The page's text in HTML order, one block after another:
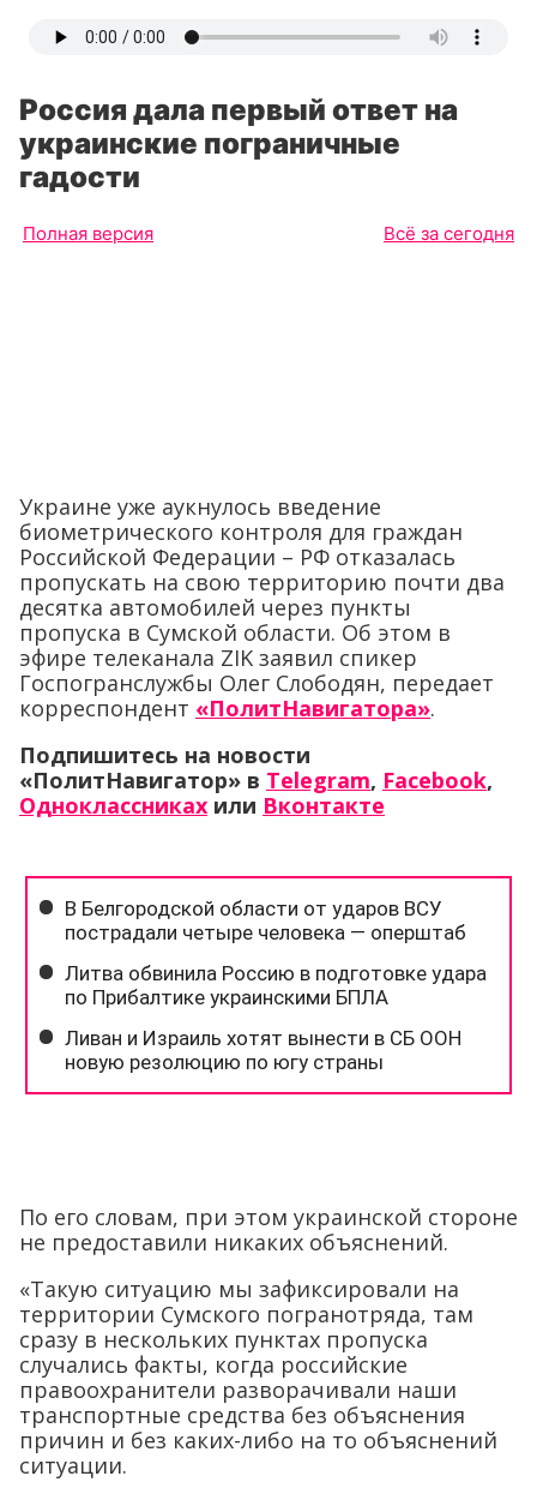
Россия дала первый ответ на
украинские пограничные
гадости
Полная версия Всё за сегодня
Украине уже аукнулось введение
биометрического контроля для граждан
Российской Федерации – РФ отказалась
пропускать на свою территорию почти два
десятка автомобилей через пункты
пропуска в Сумской области. Об этом в
эфире телеканала ZIK заявил спикер
Госпогранслужбы Олег Слободян, передает
корреспондент «ПолитНавигатора».
Подпишитесь на новости
«ПолитНавигатор» в Telegram, Facebook,
Одноклассниках или Вконтакте
По его словам, при этом украинской стороне
не предоставили никаких объяснений.
«Такую ситуацию мы зафиксировали на
территории Сумского погранотряда, там
сразу в нескольких пунктах пропуска
случались факты, когда российские
правоохранители разворачивали наши
транспортные средства без объяснения
причин и без каких-либо на то объяснений
ситуации.